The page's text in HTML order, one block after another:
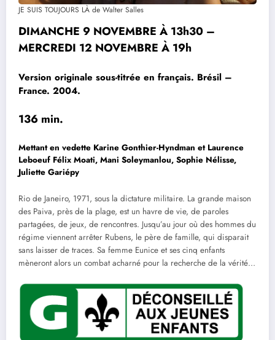
JE SUIS TOUJOURS LÀ de Walter Salles
DIMANCHE 9 NOVEMBRE À 13h30 –
MERCREDI 12 NOVEMBRE À 19h
Version originale sous-titrée en français. Brésil –
France. 2004.
136 min.
Mettant en vedette Karine Gonthier-Hyndman et Laurence
Leboeuf Félix Moati, Mani Soleymanlou, Sophie Nélisse,
Juliette Gariépy
Rio de Janeiro, 1971, sous la dictature militaire. La grande maison
des Paiva, près de la plage, est un havre de vie, de paroles
partagées, de jeux, de rencontres. Jusqu’au jour où des hommes du
régime viennent arrêter Rubens, le père de famille, qui disparait
sans laisser de traces. Sa femme Eunice et ses cinq enfants
mèneront alors un combat acharné pour la recherche de la vérité…